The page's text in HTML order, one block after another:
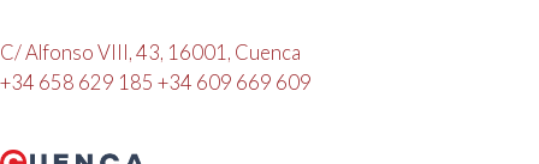
C/ Alfonso VIII, 43, 16001, Cuenca
+34 658 629 185 +34 609 669 609